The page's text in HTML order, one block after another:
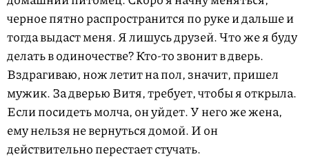
черное пятно распространится по руке и дальше и
тогда выдаст меня. Я лишусь друзей. Что же я буду
делать в одиночестве? Кто-то звонит в дверь.
Вздрагиваю, нож летит на пол, значит, пришел
мужик. За дверью Витя, требует, чтобы я открыла.
Если посидеть молча, он уйдет. У него же жена,
ему нельзя не вернуться домой. И он
действительно перестает стучать.